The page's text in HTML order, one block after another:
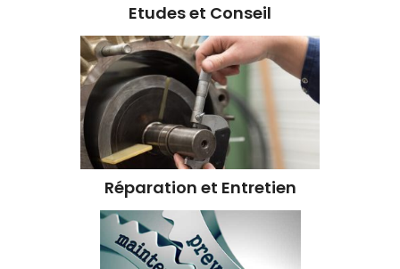
Etudes et Conseil
Réparation et Entretien